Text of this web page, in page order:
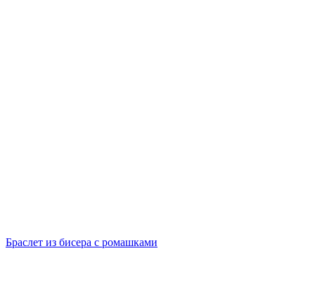
Браслет из бисера с ромашками